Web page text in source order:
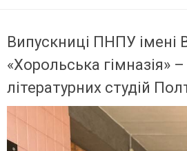
Випускниці ПНПУ імені
«Хорольська гімназія»
літературних студій